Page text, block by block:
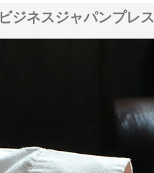
ビジネスジャパンプレス